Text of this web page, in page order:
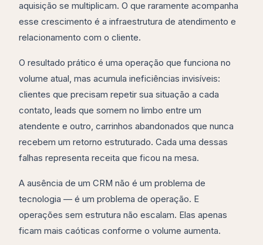
aquisição se multiplicam. O que raramente acompanha
esse crescimento é a infraestrutura de atendimento e
relacionamento com o cliente.
O resultado prático é uma operação que funciona no
volume atual, mas acumula ineficiências invisíveis:
clientes que precisam repetir sua situação a cada
contato, leads que somem no limbo entre um
atendente e outro, carrinhos abandonados que nunca
recebem um retorno estruturado. Cada uma dessas
falhas representa receita que ficou na mesa.
A ausência de um CRM não é um problema de
tecnologia — é um problema de operação. E
operações sem estrutura não escalam. Elas apenas
ficam mais caóticas conforme o volume aumenta.